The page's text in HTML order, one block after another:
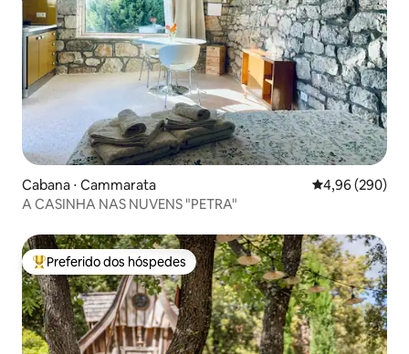
Cabana ⋅ Cammarata 4,96 de uma
4,96 (290)
A CASINHA NAS NUVENS "PETRA"
Entre os melhores preferidos dos hóspedes
Preferido dos hóspedes